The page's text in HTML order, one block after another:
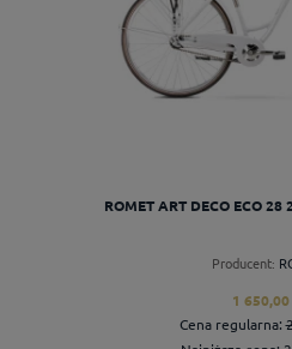
ROMET ART DECO ECO 28
Producent:
1 650,00
Cena regularna: